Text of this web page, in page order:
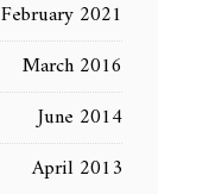
February 2021
March 2016
June 2014
April 2013